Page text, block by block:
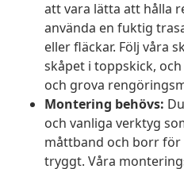
att vara lätta att hålla
använda en fuktig
eller fläckar. Följ våra
skåpet i toppskick,
och grova
Montering behövs:
och vanliga verktyg
måttband och borr
tryggt. Våra